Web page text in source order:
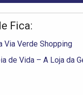
Fica:
Via Verde Shopping
de Vida – A Loja da